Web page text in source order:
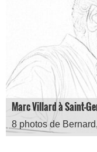
Marc Villard à Saint-
8 photos de